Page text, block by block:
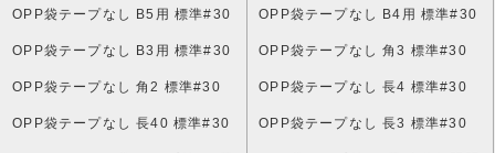
OPP袋テープなし B5用 標準#30 OPP袋テープなし B4用 標準#30
OPP袋テープなし B3用 標準#30 OPP袋テープなし 角3 標準#30
OPP袋テープなし 角2 標準#30 OPP袋テープなし 長4 標準#30
OPP袋テープなし 長40 標準#30 OPP袋テープなし 長3 標準#30